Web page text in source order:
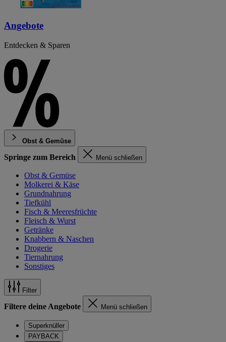
Angebote
Entdecken & Sparen
Obst & Gemüse
Springe zum Bereich Menü schließen
Obst & Gemüse
Molkerei & Käse
Grundnahrung
Tiefkühl
Fisch & Meeresfrüchte
Fleisch & Wurst
Getränke
Knabbern & Naschen
Drogerie
Tiernahrung
Sonstiges
Filter
Filtere deine Angebote Menü schließen
Superknüller
PAYBACK